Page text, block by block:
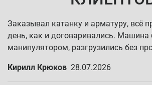
Заказывал катанку и арматуру, всё
день, как и договаривались. Машина
манипулятором, разгрузились без
Кирилл Крюков 28.07.2026